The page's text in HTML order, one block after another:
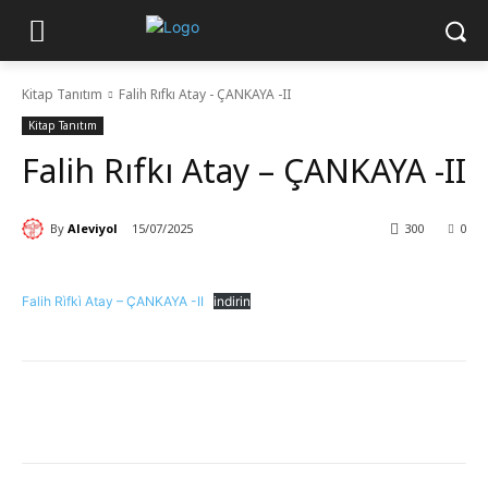
Kitap Tanıtım Falih Rıfkı Atay - ÇANKAYA -II
Kitap Tanıtım
Falih Rıfkı Atay – ÇANKAYA -II
By Aleviyol 15/07/2025 0
300
Falih Rìfkì Atay – ÇANKAYA -II indirin